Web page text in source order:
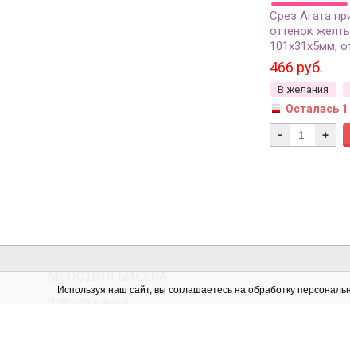
Используя наш сайт, вы соглашаетесь на обработку
Срез Агата
оттенок
101х31х5мм,
37-364, 1шт
466 руб.
В желания
Осталась
- +
МЕЛОДИЯ БИСЕРА